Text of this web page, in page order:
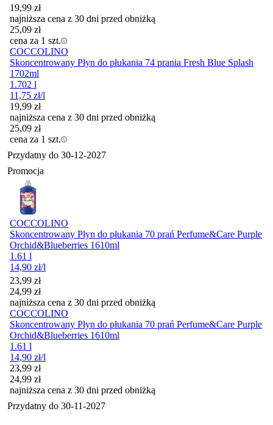
19,99 zł
najniższa cena z 30 dni przed obniżką
25,09 zł
cena za 1 szt.
COCCOLINO
Skoncentrowany Płyn do płukania 74 prania Fresh Blue Splash
1702ml
1.702 l
11,75 zł/l
19,99 zł
najniższa cena z 30 dni przed obniżką
25,09 zł
cena za 1 szt.
Przydatny do 30-12-2027
Promocja
COCCOLINO
Skoncentrowany Płyn do płukania 70 prań Perfume&Care Purple
Orchid&Blueberries 1610ml
1.61 l
14,90 zł/l
Cena promocyjna
23,99 zł
24,99 zł
najniższa cena z 30 dni przed obniżką
COCCOLINO
Skoncentrowany Płyn do płukania 70 prań Perfume&Care Purple
Orchid&Blueberries 1610ml
1.61 l
14,90 zł/l
Cena promocyjna
23,99 zł
24,99 zł
najniższa cena z 30 dni przed obniżką
Przydatny do 30-11-2027